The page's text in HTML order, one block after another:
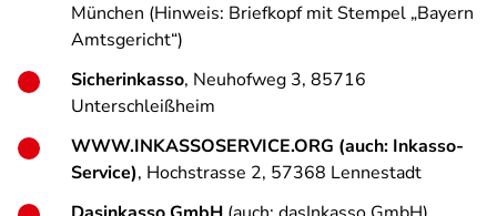
München (Hinweis: Briefkopf mit Stempel „Bayern
Amtsgericht“)
Sicherinkasso, Neuhofweg 3, 85716
Unterschleißheim
WWW.INKASSOSERVICE.ORG (auch: Inkasso-
Service), Hochstrasse 2, 57368 Lennestadt